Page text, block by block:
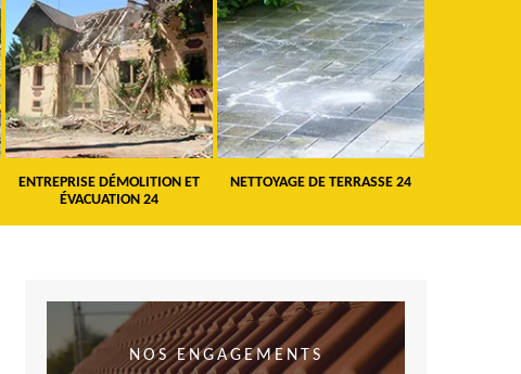
ENTREPRISE DÉMOLITION ET
ÉVACUATION 24
NETTOYAGE DE TERRASSE 24
NOS ENGAGEMENTS